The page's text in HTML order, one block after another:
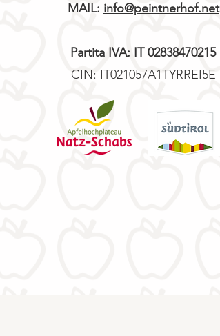
MAIL: info@peintnerhof.net
Partita IVA: IT 02838470215
CIN: IT021057A1TYRREI5E